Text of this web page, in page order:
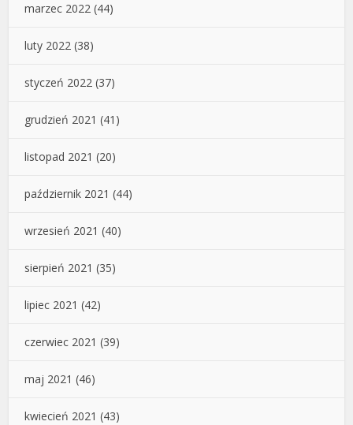
marzec 2022 (44)
luty 2022 (38)
styczeń 2022 (37)
grudzień 2021 (41)
listopad 2021 (20)
październik 2021 (44)
wrzesień 2021 (40)
sierpień 2021 (35)
lipiec 2021 (42)
czerwiec 2021 (39)
maj 2021 (46)
kwiecień 2021 (43)